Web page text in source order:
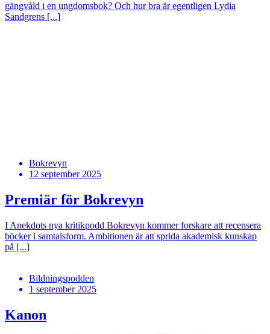
gängvåld i en ungdomsbok? Och hur bra är egentligen Lydia
Sandgrens [...]
Bokrevyn
12 september 2025
Premiär för Bokrevyn
I Anekdots nya kritikpodd Bokrevyn kommer forskare att recensera
böcker i samtalsform. Ambitionen är att sprida akademisk kunskap
på [...]
Bildningspodden
1 september 2025
Kanon